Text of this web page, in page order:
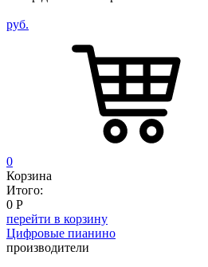
руб.
0
Корзина
Итого:
0 Р
перейти в корзину
Цифровые пианино
производители